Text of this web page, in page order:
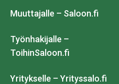
Muuttajalle – Saloon.fi
Työnhakijalle –
ToihinSaloon.fi
Yritykselle – Yrityssalo.fi